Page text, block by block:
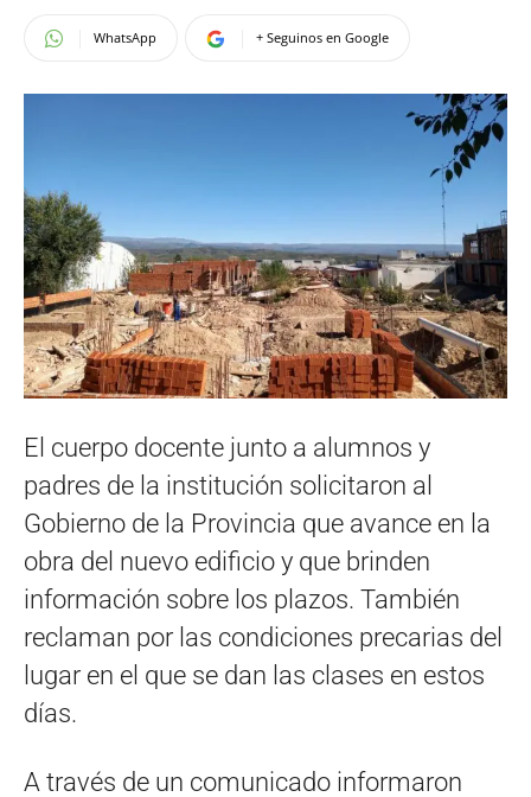
WhatsApp + Seguinos en Google
El cuerpo docente junto a alumnos y
padres de la institución solicitaron al
Gobierno de la Provincia que avance en la
obra del nuevo edificio y que brinden
información sobre los plazos. También
reclaman por las condiciones precarias del
lugar en el que se dan las clases en estos
días.
A través de un comunicado informaron